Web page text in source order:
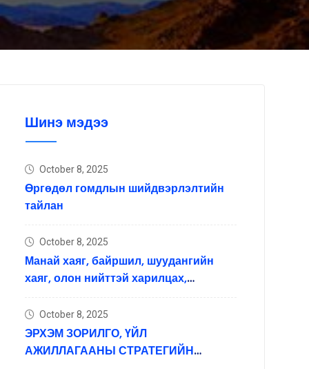
Шинэ мэдээ
October 8, 2025
Өргөдөл гомдлын шийдвэрлэлтийн
тайлан
October 8, 2025
Манай хаяг, байршил, шуудангийн
хаяг, олон нийттэй харилцах,
сүлжээний хаяг
October 8, 2025
ЭРХЭМ ЗОРИЛГО, ҮЙЛ
АЖИЛЛАГААНЫ СТРАТЕГИЙН